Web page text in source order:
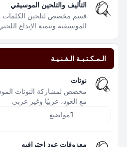
التأليف والتلحين الموسيقي
قسم مخصص لتلحين الكلمات
الموسيقية وتنمية الإبداع
الـمـكـتـبـة الـفـنـيـة
نوتات
مخصص لمشاركة النوتات
مع العود، عربيًا وغير عربي
1مواضيع
معزوفات عود احترافيه